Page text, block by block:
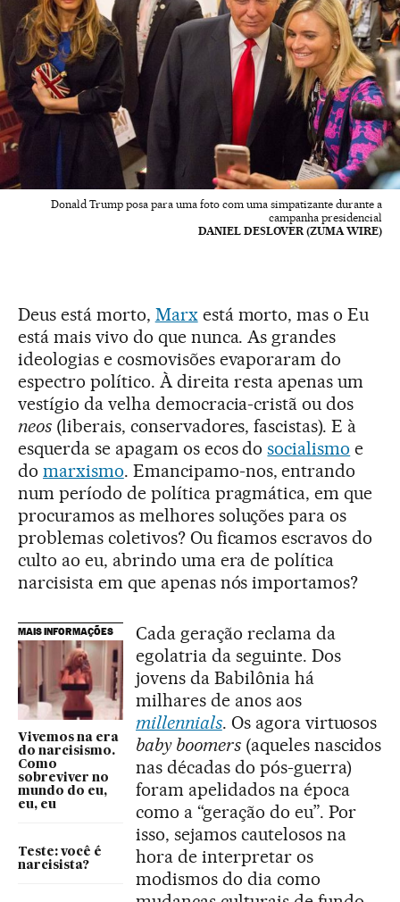
Donald Trump posa para uma foto com uma simpatizante durante a
campanha presidencial
DANIEL DESLOVER (ZUMA WIRE)
Deus está morto, Marxestá morto, mas o Eu
está mais vivo do que nunca. As grandes
ideologias e cosmovisões evaporaram do
espectro político. À direita resta apenas um
vestígio da velha democracia-cristã ou dos
neos(liberais, conservadores, fascistas). E à
esquerda se apagam os ecos dosocialismo e
do marxismo. Emancipamo-nos, entrando
num período de política pragmática, em que
procuramos as melhores soluções para os
problemas coletivos? Ou ficamos escravos do
culto ao eu, abrindo uma era de política
narcisista em que apenas nós importamos?
MAIS INFORMAÇÕES
Vivemos na era
do narcisismo.
Como
sobreviver no
mundo do eu,
eu, eu
Teste: você é
narcisista?
Cada geração reclama da
egolatria da seguinte. Dos
jovens da Babilônia há
milhares de anos aos
millennials. Os agora virtuosos
baby boomers(aqueles nascidos
nas décadas do pós-guerra)
foram apelidados na época
como a “geração do eu”. Por
isso, sejamos cautelosos na
hora de interpretar os
modismos do dia como